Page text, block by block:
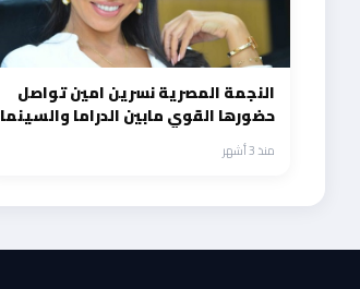
النجمة المصرية نسرين امين تواصل
حضورها القوي مابين الدراما والسينما
في البخت وبيج راميمنذ 3 أشهر